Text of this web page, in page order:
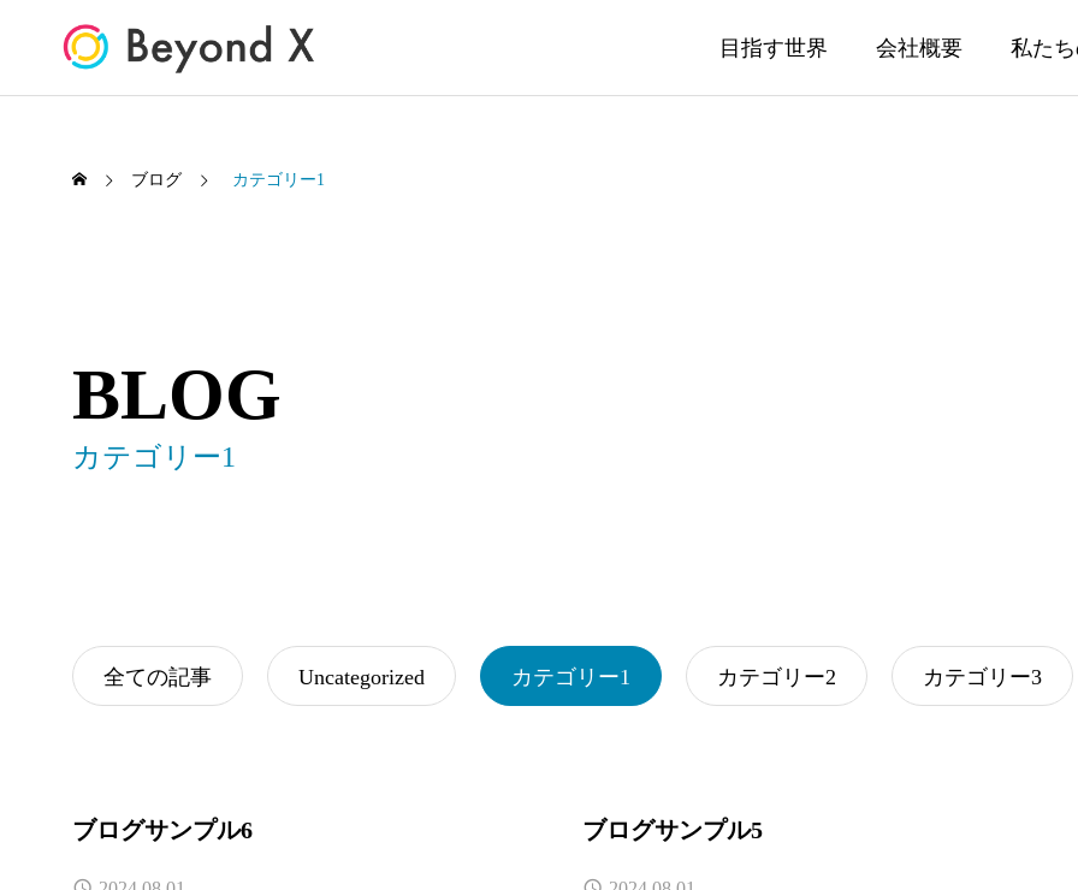
目指す世界 会社概要 私た
ブログ カテゴリー1
BLOG
カテゴリー1
全ての記事 Uncategorized カテゴリー1 カテゴリー2 カテゴリー3
ブログサンプル6 ブログサンプル5